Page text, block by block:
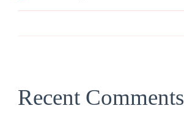
Recent Comments